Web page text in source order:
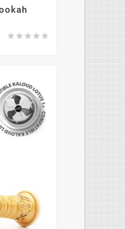
    